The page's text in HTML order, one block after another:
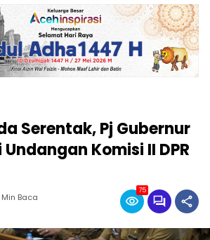
Serentak, Pj Gubernur
Komisi II DPR
Min Baca
75